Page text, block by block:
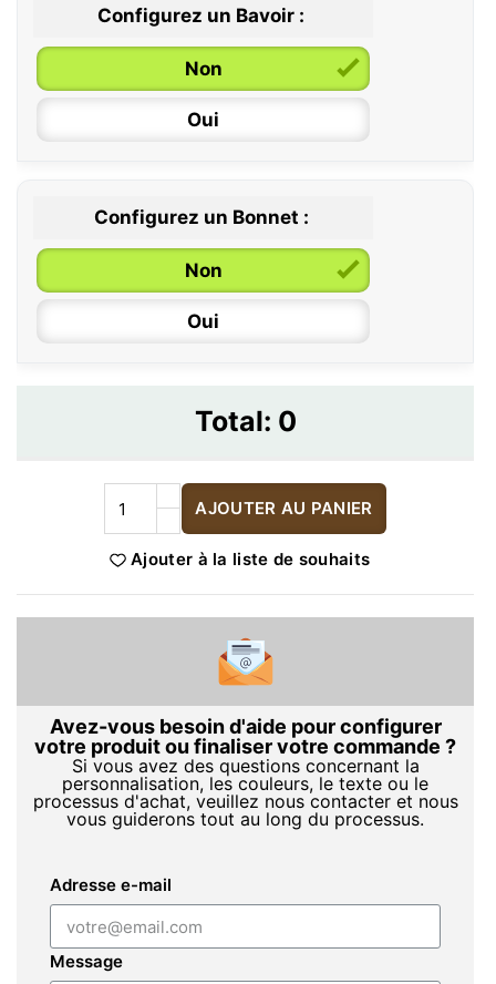
Configurez un Bavoir :
Non
Oui
Configurez un Bonnet :
Non
Oui
Total: 0
AJOUTER AU PANIER
Ajouter à la liste de souhaits
Avez-vous besoin d'aide pour configurer
votre produit ou finaliser votre commande ?
Si vous avez des questions concernant la
personnalisation, les couleurs, le texte ou le
processus d'achat, veuillez nous contacter et nous
vous guiderons tout au long du processus.
Adresse e-mail
Message